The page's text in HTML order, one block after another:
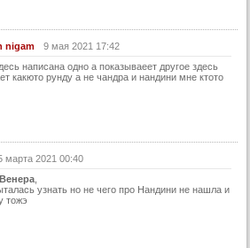
nigam
9 мая 2021 17:42
написана одно а показываеет другое здесь
какюто рунду а не чандра и нандини мне ктото
марта 2021 00:40
Венера
узнать но не чего про Нандини не нашла и
тожэ